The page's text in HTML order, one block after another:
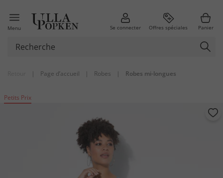
Menu Se connecter Offres spéciales Panier
| Page d’accueil | Robes | Robes mi-longues
Petits Prix